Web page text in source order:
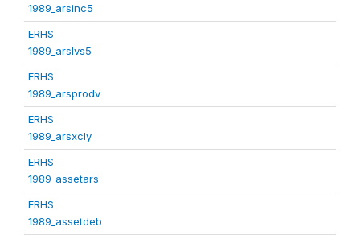
1989_arsinc5
ERHS
1989_arslvs5
ERHS
1989_arsprodv
ERHS
1989_arsxcly
ERHS
1989_assetars
ERHS
1989_assetdeb